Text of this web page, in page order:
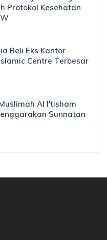
Protokol Kesehatan
Beli Eks Kantor
Centre Terbesar
Al I'tisham
Sunnatan